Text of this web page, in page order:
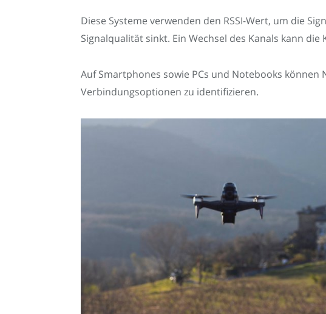
Diese Systeme verwenden den RSSI-Wert, um die
Signalqualität sinkt. Ein Wechsel des Kanals kann
Auf Smartphones sowie PCs und Notebooks können
Verbindungsoptionen zu identifizieren.